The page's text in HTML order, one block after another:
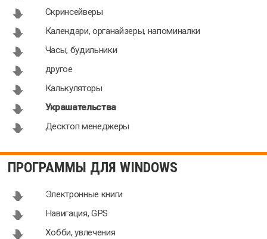
Animated
Tree for
Desktop 2019
Скринсейверы
Календари, органайзеры, напоминалки
Часы, будильники
другое
Калькуляторы
Украшательства
Десктоп менеджеры
ПРОГРАММЫ ДЛЯ WINDOWS
Электронные книги
Навигация, GPS
Хобби, увлечения